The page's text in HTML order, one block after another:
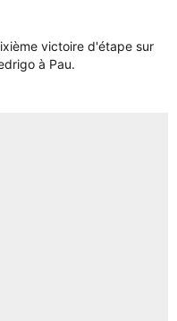
victoire d'étape sur
à Pau.